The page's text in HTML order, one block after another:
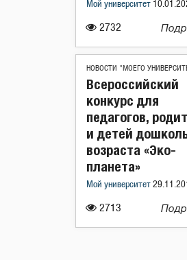
2732
Мой университет
НОВОСТИ "МОЕГО
2713
Всероссийский
конкурс для
педагогов,
и детей
возраста «Эко-
планета»
Мой университет